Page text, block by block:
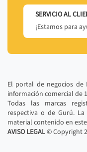
SERVICIO AL
¡Estamos para
El portal de negocios de
información comercial de
Todas las marcas
respectiva o de Gurú.
material contenido en
AVISO LEGAL© Copyright